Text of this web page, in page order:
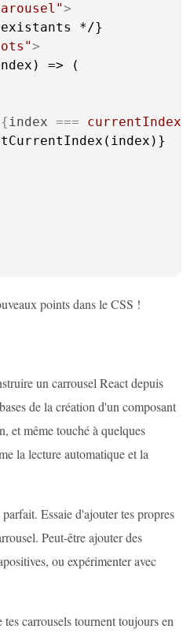
>
>
index === currentIndex
points dans le CSS !
un carrousel React depuis
de la création d'un composant
et même touché à quelques
la lecture automatique et la
Essaie d'ajouter tes propres
Peut-être ajouter des
ou expérimenter avec
carrousels tournent toujours en